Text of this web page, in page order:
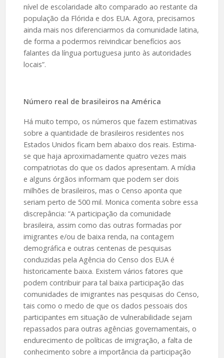
nível de escolaridade alto comparado ao restante da
população da Flórida e dos EUA. Agora, precisamos
ainda mais nos diferenciarmos da comunidade latina,
de forma a podermos reivindicar benefícios aos
falantes da língua portuguesa junto às autoridades
locais”.
Número real de brasileiros na América
Há muito tempo, os números que fazem estimativas
sobre a quantidade de brasileiros residentes nos
Estados Unidos ficam bem abaixo dos reais. Estima-
se que haja aproximadamente quatro vezes mais
compatriotas do que os dados apresentam. A mídia
e alguns órgãos informam que podem ser dois
milhões de brasileiros, mas o Censo aponta que
seriam perto de 500 mil. Monica comenta sobre essa
discrepância: “A participação da comunidade
brasileira, assim como das outras formadas por
imigrantes e/ou de baixa renda, na contagem
demográfica e outras centenas de pesquisas
conduzidas pela Agência do Censo dos EUA é
historicamente baixa. Existem vários fatores que
podem contribuir para tal baixa participação das
comunidades de imigrantes nas pesquisas do Censo,
tais como o medo de que os dados pessoais dos
participantes em situação de vulnerabilidade sejam
repassados para outras agências governamentais, o
endurecimento de políticas de imigração, a falta de
conhecimento sobre a importância da participação